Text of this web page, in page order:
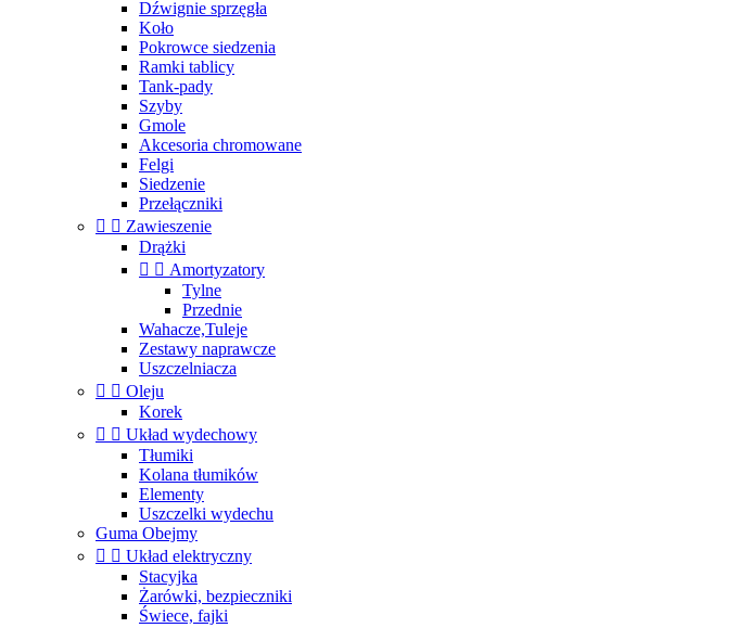
Dźwignie sprzęgła
Koło
Pokrowce siedzenia
Ramki tablicy
Tank-pady
Szyby
Gmole
Akcesoria chromowane
Felgi
Siedzenie
Przełączniki
  Zawieszenie
Drążki
  Amortyzatory
Tylne
Przednie
Wahacze,Tuleje
Zestawy naprawcze
Uszczelniacza
  Oleju
Korek
  Układ wydechowy
Tłumiki
Kolana tłumików
Elementy
Uszczelki wydechu
Guma Obejmy
  Układ elektryczny
Stacyjka
Żarówki, bezpieczniki
Świece, fajki